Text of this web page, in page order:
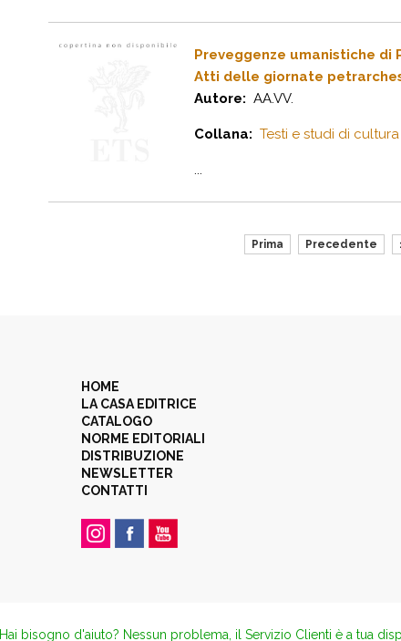
Preveggenze umanistiche di
Atti delle giornate
Autore: AA.VV.
Collana: Testi e studi di cultura
...
Prima Precedente
HOME
LA CASA EDITRICE
CATALOGO
NORME EDITORIALI
DISTRIBUZIONE
NEWSLETTER
CONTATTI
Hai bisogno d'aiuto? Nessun problema, il Servizio Clienti è a tua